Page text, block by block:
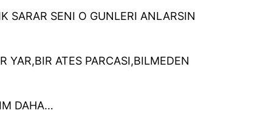
SARAR SENI O GUNLERI ANLARSIN
ATES PARCASI,BILMEDEN
DAHA…